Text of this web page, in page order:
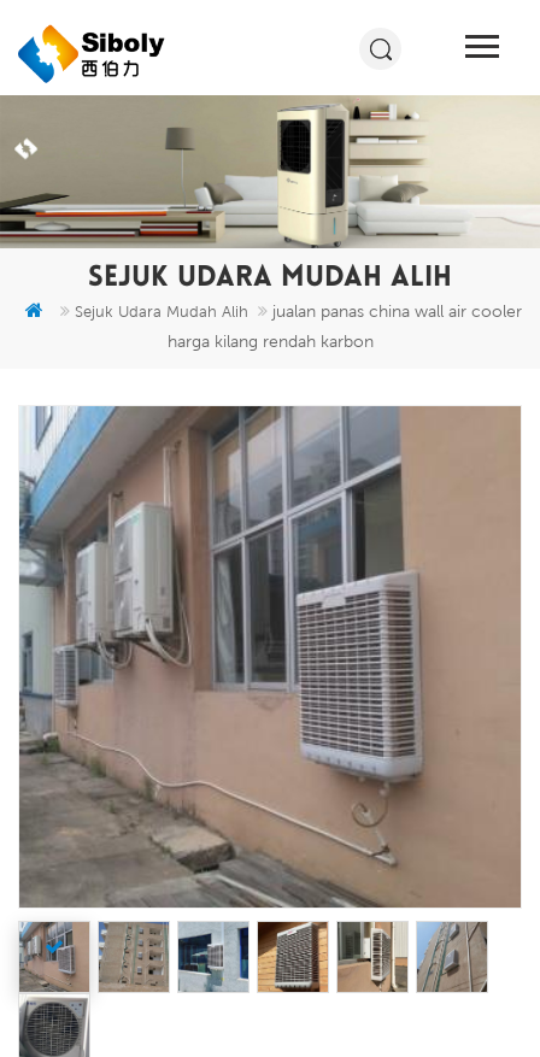
SEJUK UDARA MUDAH ALIH
Sejuk Udara Mudah Alih
jualan panas china wall air cooler
harga kilang rendah karbon